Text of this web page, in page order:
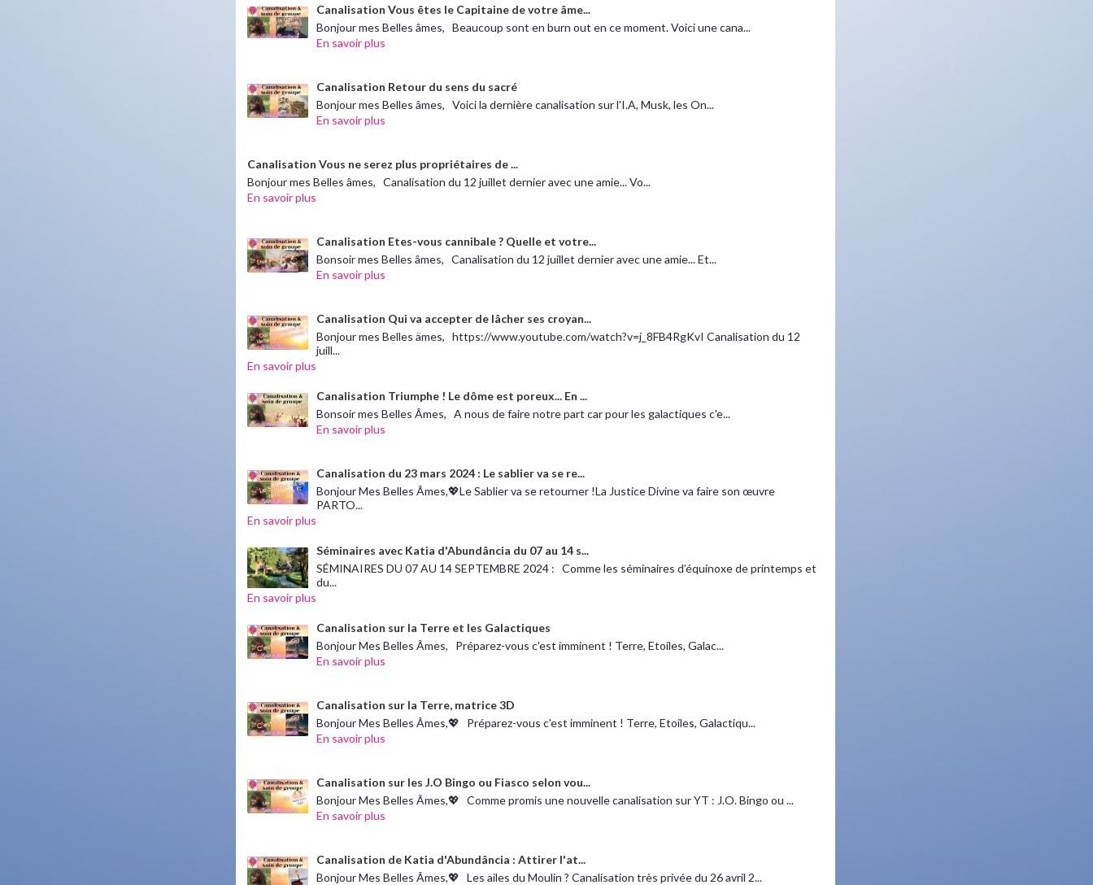
Canalisation Vous êtes le Capitaine de votre âme...
Bonjour mes Belles âmes, Beaucoup sont en burn out en ce moment. Voici une cana...
En savoir plus
Canalisation Retour du sens du sacré
Bonjour mes Belles âmes, Voici la dernière canalisation sur l'I.A, Musk, les On...
En savoir plus
Canalisation Vous ne serez plus propriétaires de ...
Bonjour mes Belles âmes, Canalisation du 12 juillet dernier avec une amie... Vo...
En savoir plus
Canalisation Etes-vous cannibale ? Quelle et votre...
Bonsoir mes Belles âmes, Canalisation du 12 juillet dernier avec une amie... Et...
En savoir plus
Canalisation Qui va accepter de lâcher ses croyan...
Bonjour mes Belles ämes, https://www.youtube.com/watch?v=j_8FB4RgKvI Canalisation du 12
juill...
En savoir plus
Canalisation Triumphe ! Le dôme est poreux... En ...
Bonsoir mes Belles Âmes, A nous de faire notre part car pour les galactiques c'e...
En savoir plus
Canalisation du 23 mars 2024 : Le sablier va se re...
Bonjour Mes Belles Âmes,💖Le Sablier va se retourner !La Justice Divine va faire son œuvre
PARTO...
En savoir plus
Séminaires avec Katia d'Abundância du 07 au 14 s...
SÉMINAIRES DU 07 AU 14 SEPTEMBRE 2024 : Comme les séminaires d’équinoxe de printemps et
du...
En savoir plus
Canalisation sur la Terre et les Galactiques
Bonjour Mes Belles Âmes, Préparez-vous c'est imminent ! Terre, Etoiles, Galac...
En savoir plus
Canalisation sur la Terre, matrice 3D
Bonjour Mes Belles Âmes,💖 Préparez-vous c'est imminent ! Terre, Etoiles, Galactiqu...
En savoir plus
Canalisation sur les J.O Bingo ou Fiasco selon vou...
Bonjour Mes Belles Âmes,💖 Comme promis une nouvelle canalisation sur YT : J.O. Bingo ou ...
En savoir plus
Canalisation de Katia d'Abundância : Attirer l'at...
Bonjour Mes Belles Âmes,💖 Les ailes du Moulin ? Canalisation très privée du 26 avril 2...